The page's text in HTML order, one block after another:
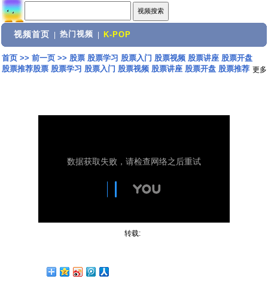
视频首页 热门视频 K-POP
首页>> 前一页>> 股票 股票学习 股票入门 股票视频 股票讲座 股票开盘
股票推荐股票 股票学习 股票入门 股票视频 股票讲座 股票开盘 股票推荐 更多
转载: